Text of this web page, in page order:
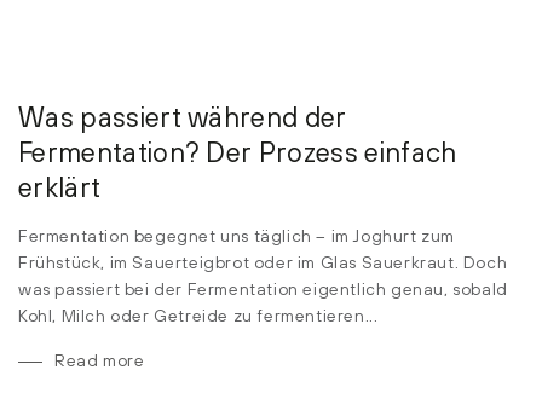
Was passiert während der
Fermentation? Der Prozess einfach
erklärt
Fermentation begegnet uns täglich – im Joghurt zum
Frühstück, im Sauerteigbrot oder im Glas Sauerkraut. Doch
was passiert bei der Fermentation eigentlich genau, sobald
Kohl, Milch oder Getreide zu fermentieren...
Read more